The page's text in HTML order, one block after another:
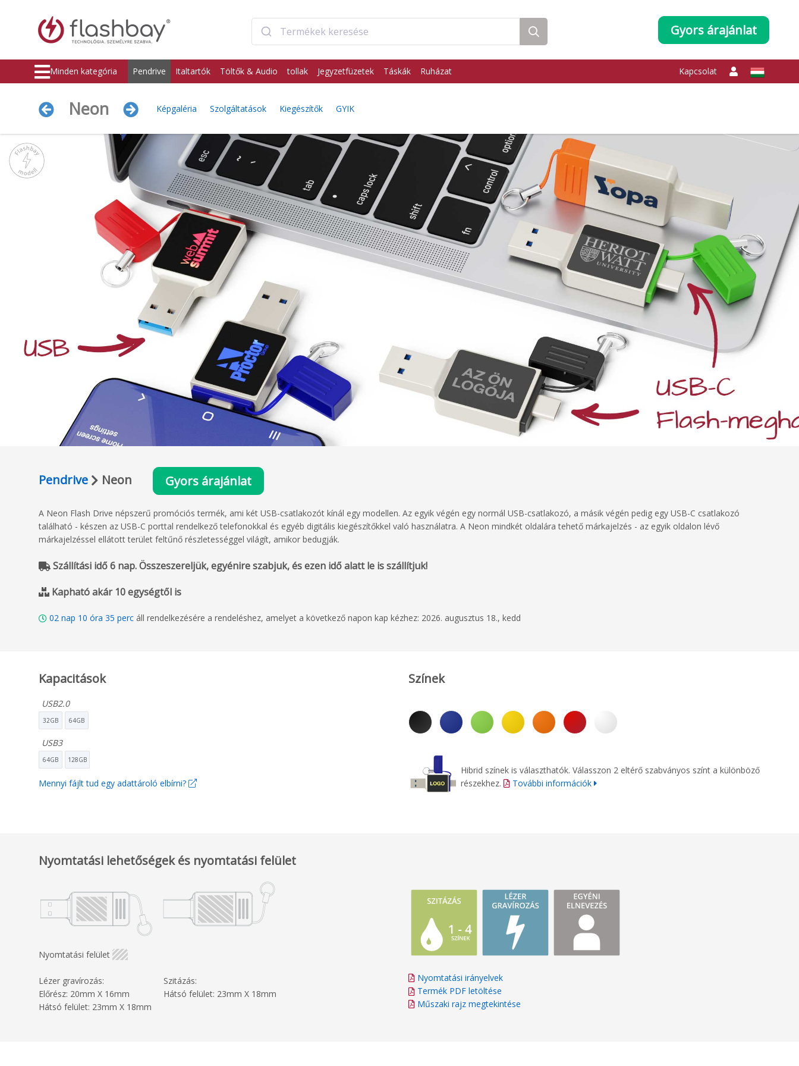
Gyors árajánlat
Minden kategória Pendrive Italtartók Töltők & Audio tollak Jegyzetfüzetek Táskák Ruházat Kapcsolat
Neon Képgaléria Szolgáltatások Kiegészítők GYIK
Pendrive Neon Gyors árajánlat
A Neon Flash Drive népszerű promóciós termék, ami két USB-csatlakozót kínál egy modellen. Az egyik végén egy normál USB-csatlakozó, a másik végén pedig egy USB-C csatlakozó
található - készen az USB-C porttal rendelkező telefonokkal és egyéb digitális kiegészítőkkel való használatra. A Neon mindkét oldalára tehető márkajelzés - az egyik oldalon lévő
márkajelzéssel ellátott terület feltűnő részletességgel világít, amikor bedugják.
Szállítási idő 6 nap. Összeszereljük, egyénire szabjuk, és ezen idő alatt le is szállítjuk!
Kapható akár 10 egységtől is
02 nap 10 óra 35 perc áll rendelkezésére a rendeléshez, amelyet a következő napon kap kézhez: 2026. augusztus 18., kedd
Kapacitások
USB2.0
32GB 64GB
USB3
64GB 128GB
Mennyi fájlt tud egy adattároló elbírni?
Színek
Hibrid színek is választhatók. Válasszon 2 eltérő szabványos színt a különböző
részekhez.
További információk
Nyomtatási lehetőségek és nyomtatási felület
Nyomtatási felület
Lézer gravírozás:
Előrész: 20mm X 16mm
Hátsó felület: 23mm X 18mm
Szitázás:
Hátsó felület: 23mm X 18mm
Nyomtatási irányelvek
Termék PDF letöltése
Műszaki rajz megtekintése